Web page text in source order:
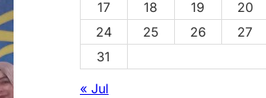
17
18 19 20
24
25 26 27
31
« Jul